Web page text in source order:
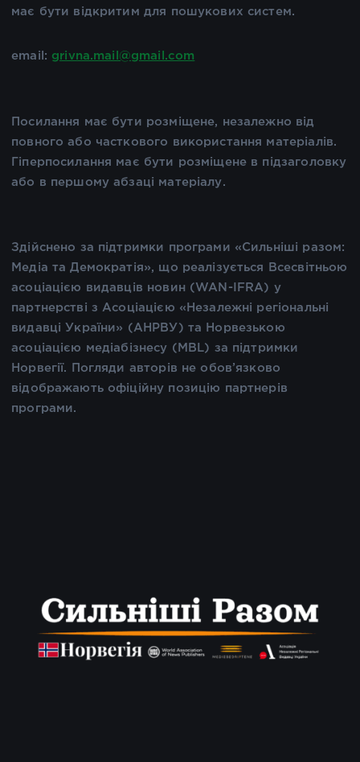
має бути відкритим для пошукових систем.
email: grivna.mail@gmail.com
Посилання має бути розміщене, незалежно від
повного або часткового використання матеріалів.
Гіперпосилання має бути розміщене в підзаголовку
або в першому абзаці матеріалу.
Здійснено за підтримки програми «Сильніші разом:
Медіа та Демократія», що реалізується Всесвітньою
асоціацією видавців новин (WAN-IFRA) у
партнерстві з Асоціацією «Незалежні регіональні
видавці України» (АНРВУ) та Норвезькою
асоціацією медіабізнесу (MBL) за підтримки
Норвегії. Погляди авторів не обов’язково
відображають офіційну позицію партнерів
програми.